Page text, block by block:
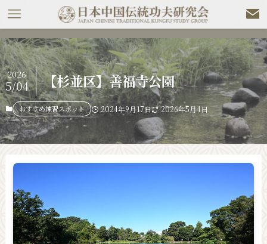
【杉並区】善福寺公園
2026
5/04
おすすめ練習スポット 2024年9月17日 2026年5月4日